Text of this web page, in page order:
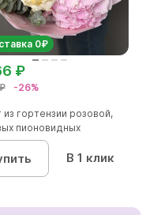
0₽
-26%
₽
из гортензии розовой,
пионовидных
В 1 клик